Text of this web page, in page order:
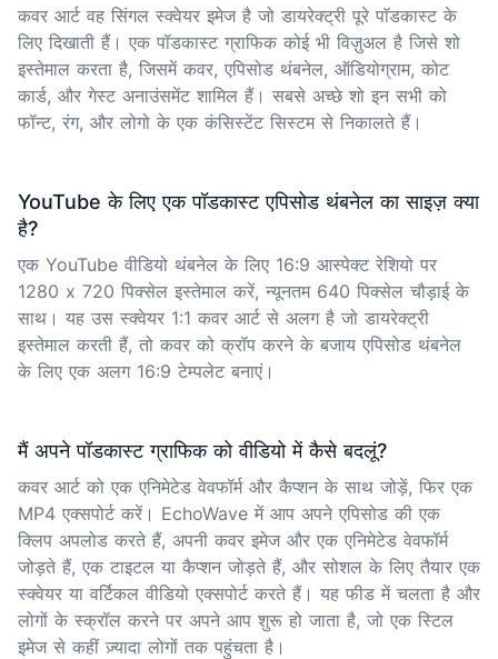
कवर आर्ट वह सिंगल स्क्वेयर इमेज है जो डायरेक्ट्री पूरे पॉडकास्ट के
लिए दिखाती हैं। एक पॉडकास्ट ग्राफिक कोई भी विज़ुअल है जिसे शो
इस्तेमाल करता है, जिसमें कवर, एपिसोड थंबनेल, ऑडियोग्राम, कोट
कार्ड, और गेस्ट अनाउंसमेंट शामिल हैं। सबसे अच्छे शो इन सभी को
फॉन्ट, रंग, और लोगो के एक कंसिस्टेंट सिस्टम से निकालते हैं।
YouTube के लिए एक पॉडकास्ट एपिसोड थंबनेल का साइज़ क्या
है?
एक YouTube वीडियो थंबनेल के लिए 16:9 आस्पेक्ट रेशियो पर
1280 x 720 पिक्सेल इस्तेमाल करें, न्यूनतम 640 पिक्सेल चौड़ाई के
साथ। यह उस स्क्वेयर 1:1 कवर आर्ट से अलग है जो डायरेक्ट्री
इस्तेमाल करती हैं, तो कवर को क्रॉप करने के बजाय एपिसोड थंबनेल
के लिए एक अलग 16:9 टेम्पलेट बनाएं।
मैं अपने पॉडकास्ट ग्राफिक को वीडियो में कैसे बदलूं?
कवर आर्ट को एक एनिमेटेड वेवफॉर्म और कैप्शन के साथ जोड़ें, फिर एक
MP4 एक्सपोर्ट करें। EchoWave में आप अपने एपिसोड की एक
क्लिप अपलोड करते हैं, अपनी कवर इमेज और एक एनिमेटेड वेवफॉर्म
जोड़ते हैं, एक टाइटल या कैप्शन जोड़ते हैं, और सोशल के लिए तैयार एक
स्क्वेयर या वर्टिकल वीडियो एक्सपोर्ट करते हैं। यह फीड में चलता है और
लोगों के स्क्रॉल करने पर अपने आप शुरू हो जाता है, जो एक स्टिल
इमेज से कहीं ज़्यादा लोगों तक पहुंचता है।